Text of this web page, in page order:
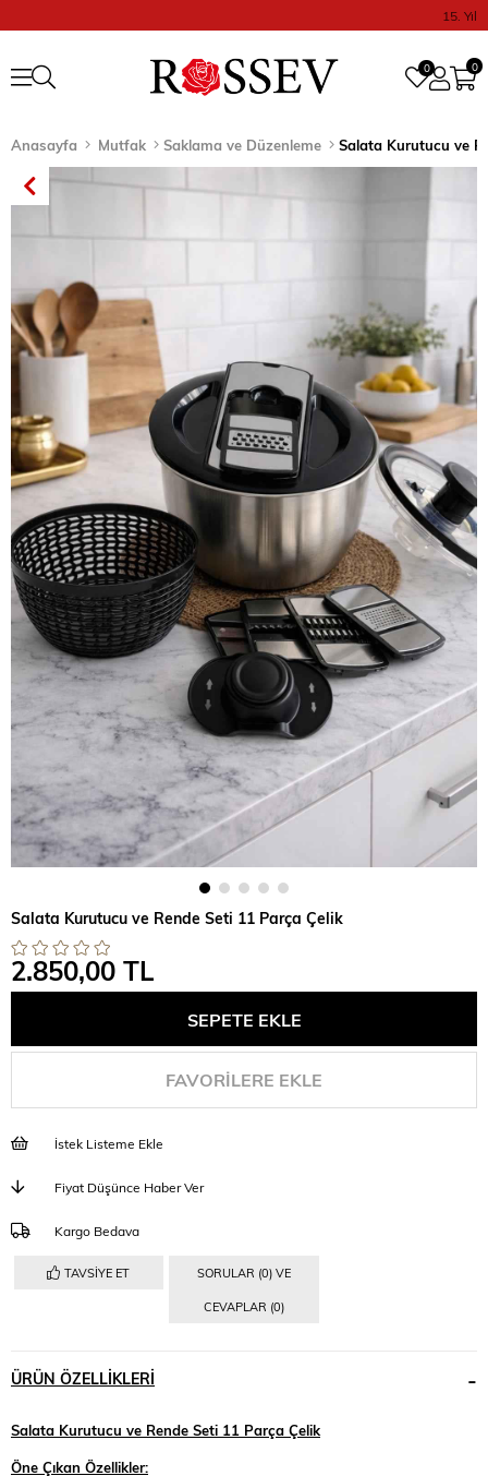
15. Yıl
0
0
Anasayfa Mutfak Saklama ve Düzenleme Salata Kurutucu ve
Salata Kurutucu ve Rende Seti 11 Parça Çelik
2.850,00 TL
FAVORILERE EKLE
İstek Listeme Ekle
Fiyat Düşünce Haber Ver
Kargo Bedava
TAVSIYE ET SORULAR (0) VE
CEVAPLAR (0)
ÜRÜN ÖZELLIKLERI
Salata Kurutucu ve Rende Seti 11 Parça Çelik
Öne Çıkan Özellikler: